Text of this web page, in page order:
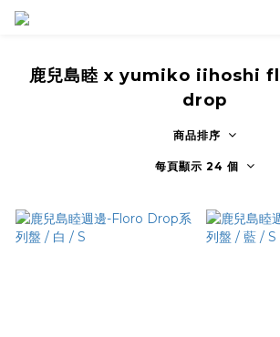
鹿兒島睦 x yumiko iihoshi
drop
商品排序
每頁顯示 24 個